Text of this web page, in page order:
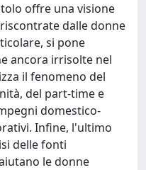
offre una visione
dalle donne
si pone
ancora irrisolte nel
il fenomeno del
del part-time e
domestico-
Infine, l'ultimo
delle fonti
le donne